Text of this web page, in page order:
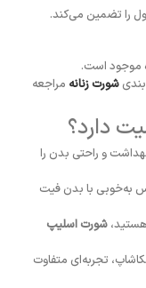
را تضمین می‌کند.
موجود است.
شورت زنانه مراجعه
دارد؟
و راحتی بدن را
به‌خوبی با بدن فیت
شورت اسلیپ
تجربه‌ای متفاوت